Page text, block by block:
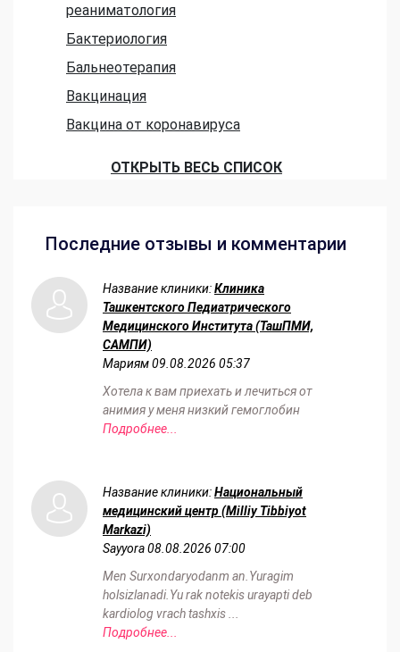
реаниматология
Бактериология
Бальнеотерапия
Вакцинация
Вакцина от коронавируса
ОТКРЫТЬ ВЕСЬ СПИСОК
Последние отзывы и комментарии
Название клиники:Клиника
Ташкентского Педиатрического
Медицинского Института (ТашПМИ,
САМПИ)
Мариям09.08.2026 05:37
Хотела к вам приехать и лечиться от
анимия у меня низкий гемоглобин
Подробнее...
Название клиники:Национальный
медицинский центр (Milliy Tibbiyot
Markazi)
Sayyora08.08.2026 07:00
Men Surxondaryodanm an.Yuragim
holsizlanadi.Yu rak notekis urayapti deb
kardiolog vrach tashxis ...
Подробнее...